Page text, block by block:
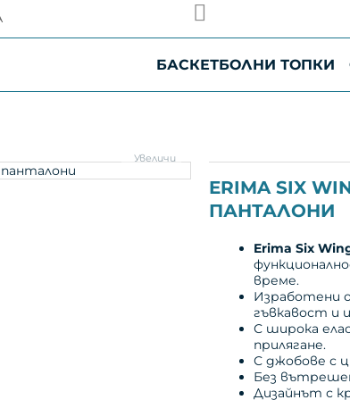
до Черноморието
Speedy, някои линии, обслужващи градове и
оперативна натовареност на
и Ви благодарим за търпението и
БАСКЕТБОЛНИ ТОПКИ
Увеличи
ERIMA SIX
ПАНТАЛОНИ
Erima Six
време.
Изработени
гъвкавост и
С широка
прилягане.
С джобове с
Без
Дизайнът с